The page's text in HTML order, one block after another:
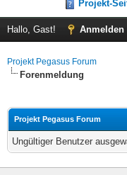
Projekt-
Hallo, Gast! Anmelden
Projekt Pegasus Forum
Forenmeldung
Projekt Pegasus Forum
Ungültiger Benutzer